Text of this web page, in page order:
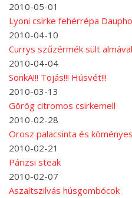
2010-05-01
Lyoni csirke fehérrépa
2010-04-10
Currys szűzérmék sült almával
2010-04-04
SonkA!!! Tojás!!! Húsvét!!!
2010-03-13
Görög citromos csirkemell
2010-02-28
Orosz palacsinta és
2010-02-21
Párizsi steak
2010-02-07
Aszaltszilvás húsgombócok